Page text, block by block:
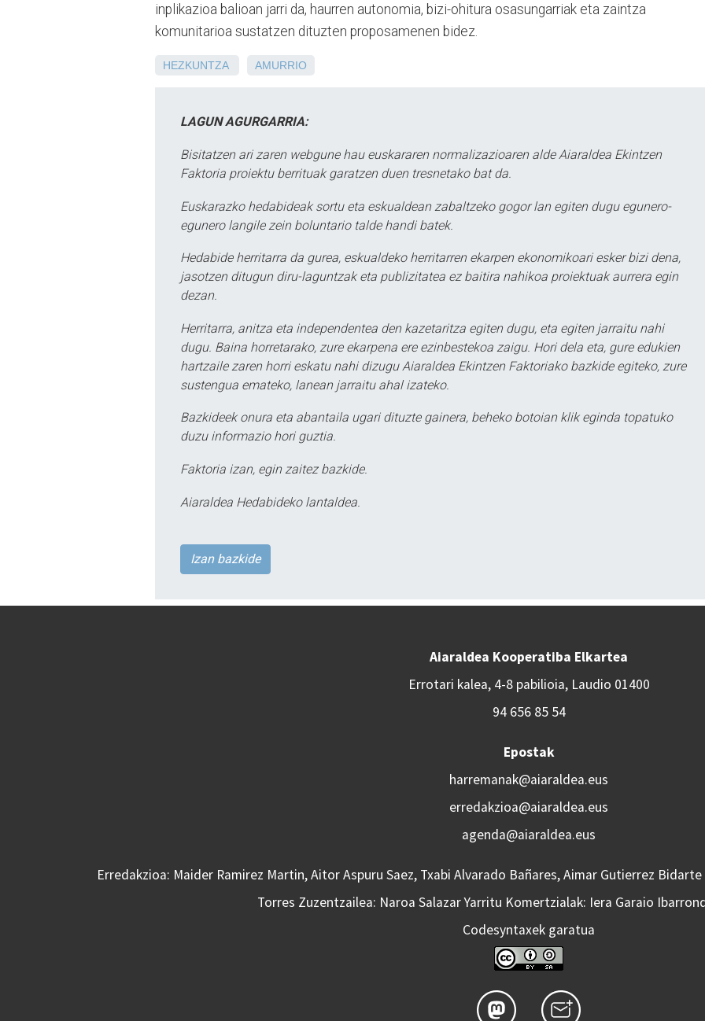
inplikazioa balioan jarri da, haurren autonomia, bizi-ohitura osasungarriak eta zaintza
komunitarioa sustatzen dituzten proposamenen bidez.
HEZKUNTZA AMURRIO
LAGUN AGURGARRIA:
Bisitatzen ari zaren webgune hau euskararen normalizazioaren alde Aiaraldea Ekintzen
Faktoria proiektu berrituak garatzen duen tresnetako bat da.
Euskarazko hedabideak sortu eta eskualdean zabaltzeko gogor lan egiten dugu egunero-
egunero langile zein boluntario talde handi batek.
Hedabide herritarra da gurea, eskualdeko herritarren ekarpen ekonomikoari esker bizi dena,
jasotzen ditugun diru-laguntzak eta publizitatea ez baitira nahikoa proiektuak aurrera egin
dezan.
Herritarra, anitza eta independentea den kazetaritza egiten dugu, eta egiten jarraitu nahi
dugu. Baina horretarako, zure ekarpena ere ezinbestekoa zaigu. Hori dela eta, gure edukien
hartzaile zaren horri eskatu nahi dizugu Aiaraldea Ekintzen Faktoriako bazkide egiteko, zure
sustengua emateko, lanean jarraitu ahal izateko.
Bazkideek onura eta abantaila ugari dituzte gainera, beheko botoian klik eginda topatuko
duzu informazio hori guztia.
Faktoria izan, egin zaitez bazkide.
Aiaraldea Hedabideko lantaldea.
Izan bazkide
Aiaraldea Kooperatiba Elkartea
Errotari kalea, 4-8 pabilioia, Laudio 01400
94 656 85 54
Epostak
harremanak@aiaraldea.eus
erredakzioa@aiaraldea.eus
agenda@aiaraldea.eus
Erredakzioa: Maider Ramirez Martin, Aitor Aspuru Saez, Txabi Alvarado Bañares, Aimar Gutierrez
Torres Zuzentzailea: Naroa Salazar Yarritu Komertzialak: Iera Garaio
Codesyntaxek garatua